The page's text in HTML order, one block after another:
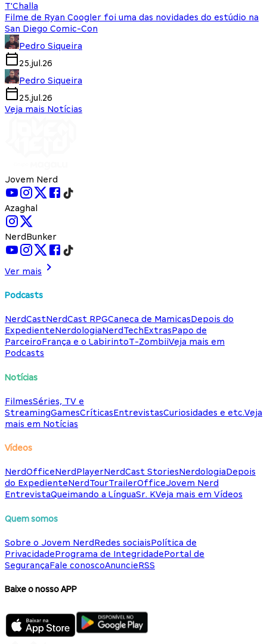
T'Challa
Filme de Ryan Coogler foi uma das novidades do estúdio na
San Diego Comic-Con
Pedro Siqueira
25.jul.26
Pedro Siqueira
25.jul.26
Veja mais Notícias
Jovem Nerd
Azaghal
NerdBunker
Ver mais
Podcasts
NerdCastNerdCast RPGCaneca de MamicasDepois do
ExpedienteNerdologiaNerdTechExtrasPapo de
ParceiroFrança e o LabirintoT-ZombiiVeja mais em
Podcasts
Notícias
FilmesSéries, TV e
StreamingGamesCríticasEntrevistasCuriosidades e etc.Veja
mais em Notícias
Vídeos
NerdOfficeNerdPlayerNerdCast StoriesNerdologiaDepois
do ExpedienteNerdTourTrailerOfficeJovem Nerd
EntrevistaQueimando a LínguaSr. KVeja mais em Vídeos
Quem somos
Sobre o Jovem NerdRedes sociaisPolítica de
PrivacidadePrograma de IntegridadePortal de
SegurançaFale conoscoAnuncieRSS
Baixe o nosso APP